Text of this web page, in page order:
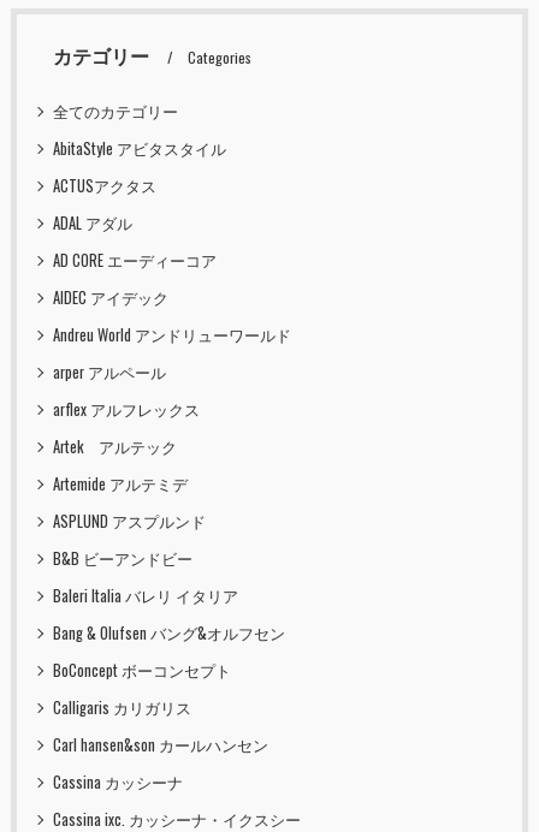
カテゴリー Categories
全てのカテゴリー
AbitaStyle アビタスタイル
ACTUSアクタス
ADAL アダル
AD CORE エーディーコア
AIDEC アイデック
Andreu World アンドリューワールド
arper アルペール
arflex アルフレックス
Artek アルテック
Artemide アルテミデ
ASPLUND アスプルンド
B&B ビーアンドビー
Baleri Italia バレリ イタリア
Bang & Olufsen バング&オルフセン
BoConcept ボーコンセプト
Calligaris カリガリス
Carl hansen&son カールハンセン
Cassina カッシーナ
Cassina ixc. カッシーナ・イクスシー